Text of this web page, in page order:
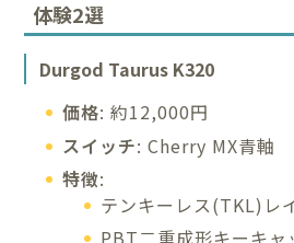
体験2選
Durgod Taurus K320
価格: 約12,000円
スイッチ: Cherry MX青軸
特徴:
テンキーレス(TKL)レ